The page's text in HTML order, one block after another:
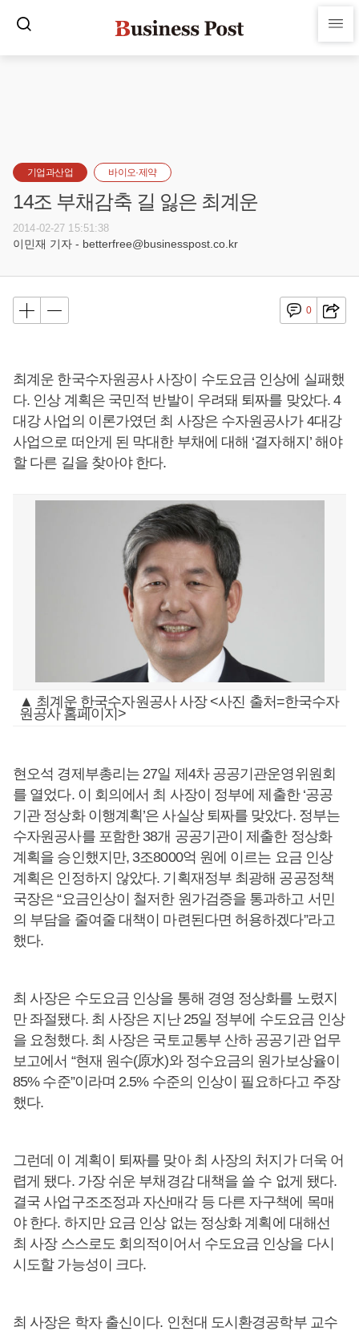
기업과산업 바이오·제약
14조 부채감축 길 잃은 최계운
2014-02-27 15:51:38
이민재 기자 - betterfree@businesspost.co.kr
0
최계운 한국수자원공사 사장이 수도요금 인상에 실패했
다. 인상 계획은 국민적 반발이 우려돼 퇴짜를 맞았다. 4
대강 사업의 이론가였던 최 사장은 수자원공사가 4대강
사업으로 떠안게 된 막대한 부채에 대해 ‘결자해지’ 해야
할 다른 길을 찾아야 한다.
▲ 최계운 한국수자원공사 사장 <사진 출처=한국수자
원공사 홈페이지>
현오석 경제부총리는 27일 제4차 공공기관운영위원회
를 열었다. 이 회의에서 최 사장이 정부에 제출한 ‘공공
기관 정상화 이행계획’은 사실상 퇴짜를 맞았다. 정부는
수자원공사를 포함한 38개 공공기관이 제출한 정상화
계획을 승인했지만, 3조8000억 원에 이르는 요금 인상
계획은 인정하지 않았다. 기획재정부 최광해 공공정책
국장은 “요금인상이 철저한 원가검증을 통과하고 서민
의 부담을 줄여줄 대책이 마련된다면 허용하겠다”라고
했다.
최 사장은 수도요금 인상을 통해 경영 정상화를 노렸지
만 좌절됐다. 최 사장은 지난 25일 정부에 수도요금 인상
을 요청했다. 최 사장은 국토교통부 산하 공공기관 업무
보고에서 “현재 원수(原水)와 정수요금의 원가보상율이
85% 수준”이라며 2.5% 수준의 인상이 필요하다고 주장
했다.
그런데 이 계획이 퇴짜를 맞아 최 사장의 처지가 더욱 어
렵게 됐다. 가장 쉬운 부채경감 대책을 쓸 수 없게 됐다.
결국 사업구조조정과 자산매각 등 다른 자구책에 목매
야 한다. 하지만 요금 인상 없는 정상화 계획에 대해선
최 사장 스스로도 회의적이어서 수도요금 인상을 다시
시도할 가능성이 크다.
최 사장은 학자 출신이다. 인천대 도시환경공학부 교수